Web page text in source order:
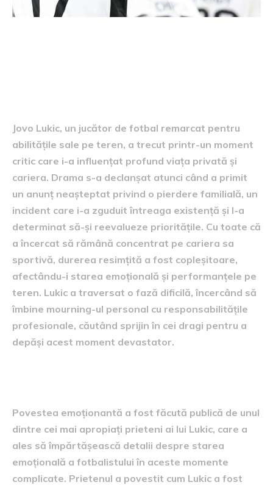
Jovo Lukic, un jucător de fotbal remarcat pentru
abilitățile sale pe teren, a trecut printr-un moment
critic care i-a influențat profund viața privată și
cariera. Drama s-a declanșat atunci când a primit
un anunț neașteptat privind o pierdere familială, un
incident care i-a zguduit întreaga existență și l-a
determinat să-și reevalueze prioritățile. Cu toate că
a încercat să rămână concentrat pe cariera sa
sportivă, durerea resimțită a fost copleșitoare,
afectându-i starea emoțională și performanțele pe
teren. Lukic a traversat o fază dificilă, încercând să
îmbine mourning-ul personal cu responsabilitățile
profesionale, căutând sprijin în cei dragi pentru a
depăși acest moment devastator.
Povestea emoționantă a fost făcută publică de unul
dintre cei mai apropiați prieteni ai lui Lukic, care a
ales să împărtășească detalii despre starea
emoțională a fotbalistului în aceste momente
complicate. Prietenul a povestit cum Lukic a fost